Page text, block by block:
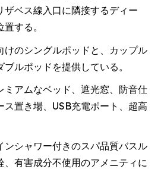
ザベス線入口に隣接するディー
する。
けのシングルポッドと、カップル
ルポッドを提供している。
ミアムなベッド、遮光窓、防音仕
ス置き場、USB充電ポート、超高
ンシャワー付きのスパ品質バスル
、有害成分不使用のアメニティに